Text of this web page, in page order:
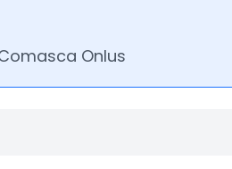
Onlus